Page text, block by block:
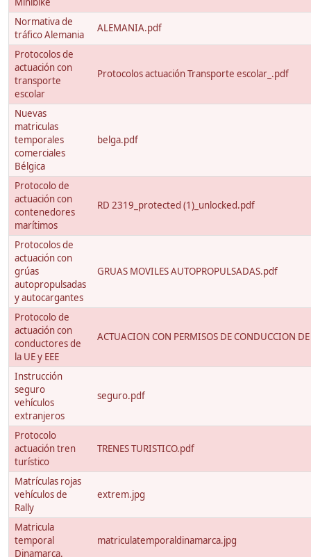
Normativa de
tráfico Alemania
ALEMANIA.pdf
Protocolos de
actuación con
transporte
escolar
Protocolos actuación Transporte escolar_.pdf
Nuevas
matriculas
temporales
comerciales
Bélgica
belga.pdf
Protocolo de
actuación con
contenedores
marítimos
RD 2319_protected (1)_unlocked.pdf
Protocolos de
actuación con
grúas
autopropulsadas
y autocargantes
GRUAS MOVILES AUTOPROPULSADAS.pdf
Protocolo de
actuación con
conductores de
la UE y EEE
ACTUACION CON PERMISOS DE CONDUCCION
Instrucción
seguro
vehículos
extranjeros
seguro.pdf
Protocolo
actuación tren
turístico
TRENES TURISTICO.pdf
Matrículas rojas
vehículos de
Rally
extrem.jpg
Matricula
temporal
Dinamarca.
matriculatemporaldinamarca.jpg